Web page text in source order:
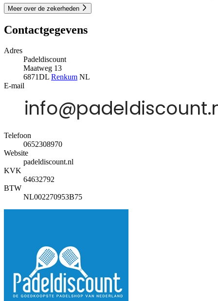
Meer over de zekerheden
Contactgegevens
Adres
Padeldiscount
Maatweg 13
6871DL Renkum NL
E-mail
Telefoon
0652308970
Website
padeldiscount.nl
KVK
64632792
BTW
NL002270953B75